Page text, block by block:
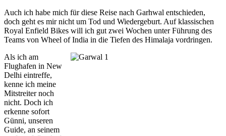
Auch ich habe mich für diese Reise nach Garhwal entschieden,
doch geht es mir nicht um Tod und Wiedergeburt. Auf klassischen
Royal Enfield Bikes will ich gut zwei Wochen unter Führung des
Teams von Wheel of India in die Tiefen des Himalaja vordringen.
Als ich am
Flughafen in New
Delhi eintreffe,
kenne ich meine
Mitstreiter noch
nicht. Doch ich
erkenne sofort
Günni, unseren
Guide, an seinem